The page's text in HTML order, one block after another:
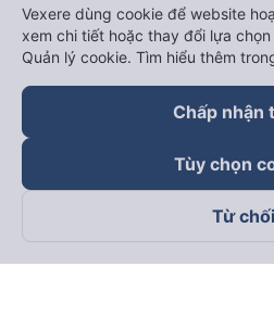
Theo dõi chúng tôi trên
Vexere dùng cookie để website
xem chi tiết hoặc thay đổi lựa
Quản lý cookie. Tìm hiểu thêm
Chấp nhận
Tùy chọn
Từ chối